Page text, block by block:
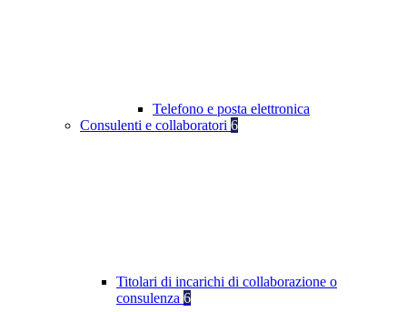
Telefono e posta elettronica
Consulenti e collaboratori 6
Titolari di incarichi di collaborazione o
consulenza 6